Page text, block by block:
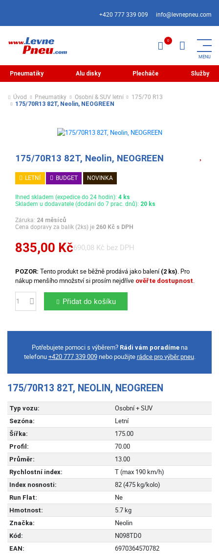
+420 777 339 009 info@levnepneu.com
Pneumatiky Alu disky Plecháče Služby
Úvod Pneumatiky Osobní & SUV letní 175/70 R13
175/70R13 82T, Neolin, NEOGREEN
175/70R13 82T, Neolin, NEOGREEN
LETNÍ BUDGET NOVINKA
Ihned skladem (expedice do 24 hodin):4 ks
Skladem u dodavatele (dodání do 7 prac. dnů): 20 ks
Záruka: 24 měsíců
Cena dopravy za balík (2ks) je 260 Kč s DPH
835,00 Kč690,08 Kč bez DPH
POZOR: Tento produkt se běžně prodává jako balení (2 ks). Pro
nákup menšího množství si prosím nejdříve ověřte dostupnost.
Počet Přidat do košíku
Potřebujete pomoci s výběrem? Rádi vám poradímena
telefonu+420 777 339 009nebo použijte rádce pro výběr pneu.
175/70R13 82T, NEOLIN, NEOGREEN
Typ vozu: Osobní + SUV
Sezóna: Letní
Šířka: 175.00
Profil: 70.00
Průměr: 13.00
Rychlostní index: T (max 190 km/h)
Index nosnosti: 82 (475 kg/kolo)
Run Flat: Ne
Hmotnost: 5.7 kg
Značka: Neolin
Kód: N098TD0
EAN: 6970364570782